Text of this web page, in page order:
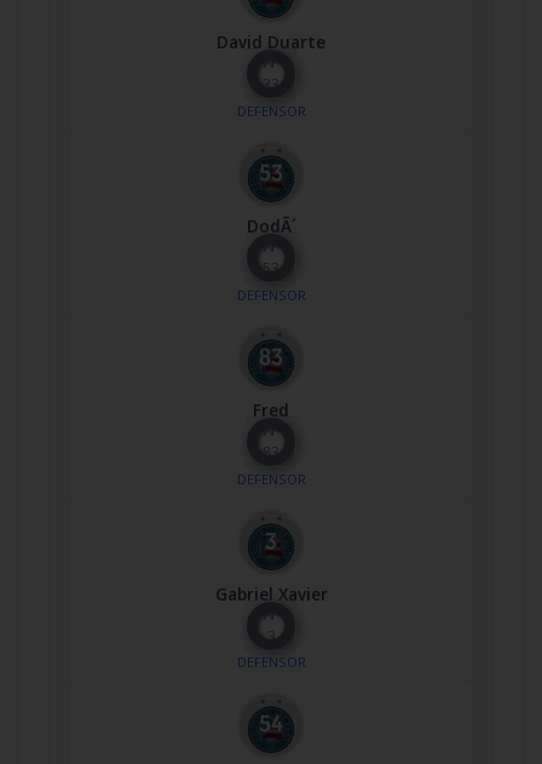
David Duarte
Nº
33
DEFENSOR
DodÃ´
Nº
53
DEFENSOR
Fred
Nº
83
DEFENSOR
Gabriel Xavier
Nº
3
DEFENSOR